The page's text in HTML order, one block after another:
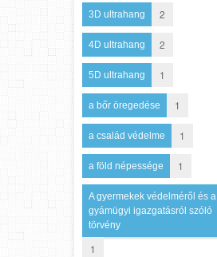
3D ultrahang 2
4D ultrahang 2
5D ultrahang 1
a bőr öregedése 1
a család védelme 1
a föld népessége 1
A gyermekek védelméről és a
gyámügyi igazgatásról szóló
törvény
1